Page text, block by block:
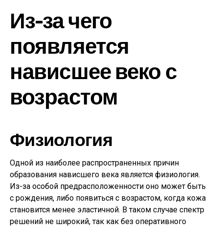
Из-за чего
появляется
нависшее веко с
возрастом
Физиология
Одной из наиболее распространенных причин
образования нависшего века является физиология.
Из-за особой предрасположенности оно может быть
с рождения, либо появиться с возрастом, когда кожа
становится менее эластичной. В таком случае спектр
решений не широкий, так как без оперативного